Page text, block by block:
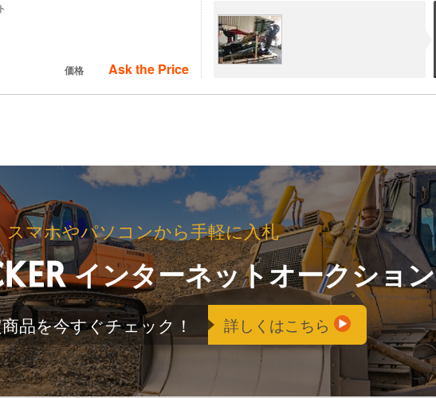
価格 Ask the Price
スマホやパソコンから手軽に入札
インターネットオークション
品を今すぐチェック！ 詳しくはこちら